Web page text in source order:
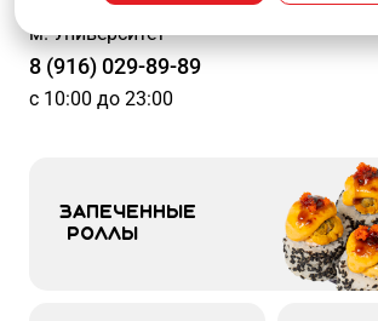
м. Университет
8 (916) 029-89-89
с 10:00 до 23:00
Запеченные
роллы